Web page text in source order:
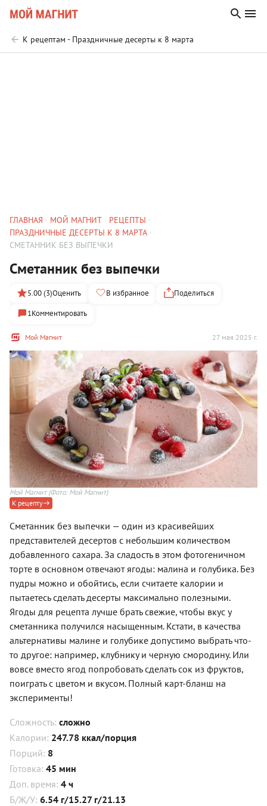
К рецептам - Праздничные десерты к 8 марта
ГЛАВНАЯ МОЙ МАГНИТ
РЕЦЕПТЫ
ПРАЗДНИЧНЫЕ ДЕСЕРТЫ К 8 МАРТА
СМЕТАННИК БЕЗ ВЫПЕЧКИ
Сметанник без выпечки
Мой Магнит 27 мая 2025 г.
5.00 (3)Оценить В избранное
Поделиться
1Комментировать
Мой Магнит(Фото: Мой Магнит)
К рецепту
Сметанник без выпечки — один из красивейших
представителей десертов с небольшим количеством
добавленного сахара. За сладость в этом фотогеничном
торте в основном отвечают ягоды: малина и голубика. Без
пудры можно и обойтись, если считаете калории и
пытаетесь сделать десерты максимально полезными.
Ягоды для рецепта лучше брать свежие, чтобы вкус у
сметанника получился насыщенным. Кстати, в качества
альтернативы малине и голубике допустимо выбрать что-
то другое: например, клубнику и черную смородину. Или
вовсе вместо ягод попробовать сделать сок из фруктов,
поиграть с цветом и вкусом. Полный карт-бланш на
эксперименты!
Сложность: сложно
Калории: 247.78 ккал/порция
Порций: 8
Готовка: 45 мин
Доп. время: 4 ч
Б/Ж/У: 6.54 г/15.27 г/21.13